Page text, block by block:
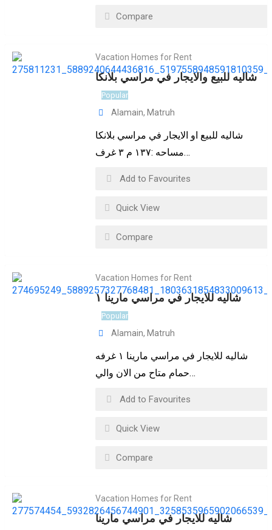
Compare
Vacation Homes for Rent
شاليه للبيع والايجار في مراسي بلانكا
Popular
Alamain, Matruh
شاليه للبيع او الايجار في مراسي بلانكا
مساحه :١٣٧ م ٣ غرف…
Add to Favourites
Quick View
Compare
Vacation Homes for Rent
شاليه للايجار في مراسي مارينا ١
Popular
Alamain, Matruh
شاليه للايجار في مراسي مارينا ١ غرفه
حمام متاح من الان والي…
Add to Favourites
Quick View
Compare
Vacation Homes for Rent
شاليه للايجار في مراسي مارينا